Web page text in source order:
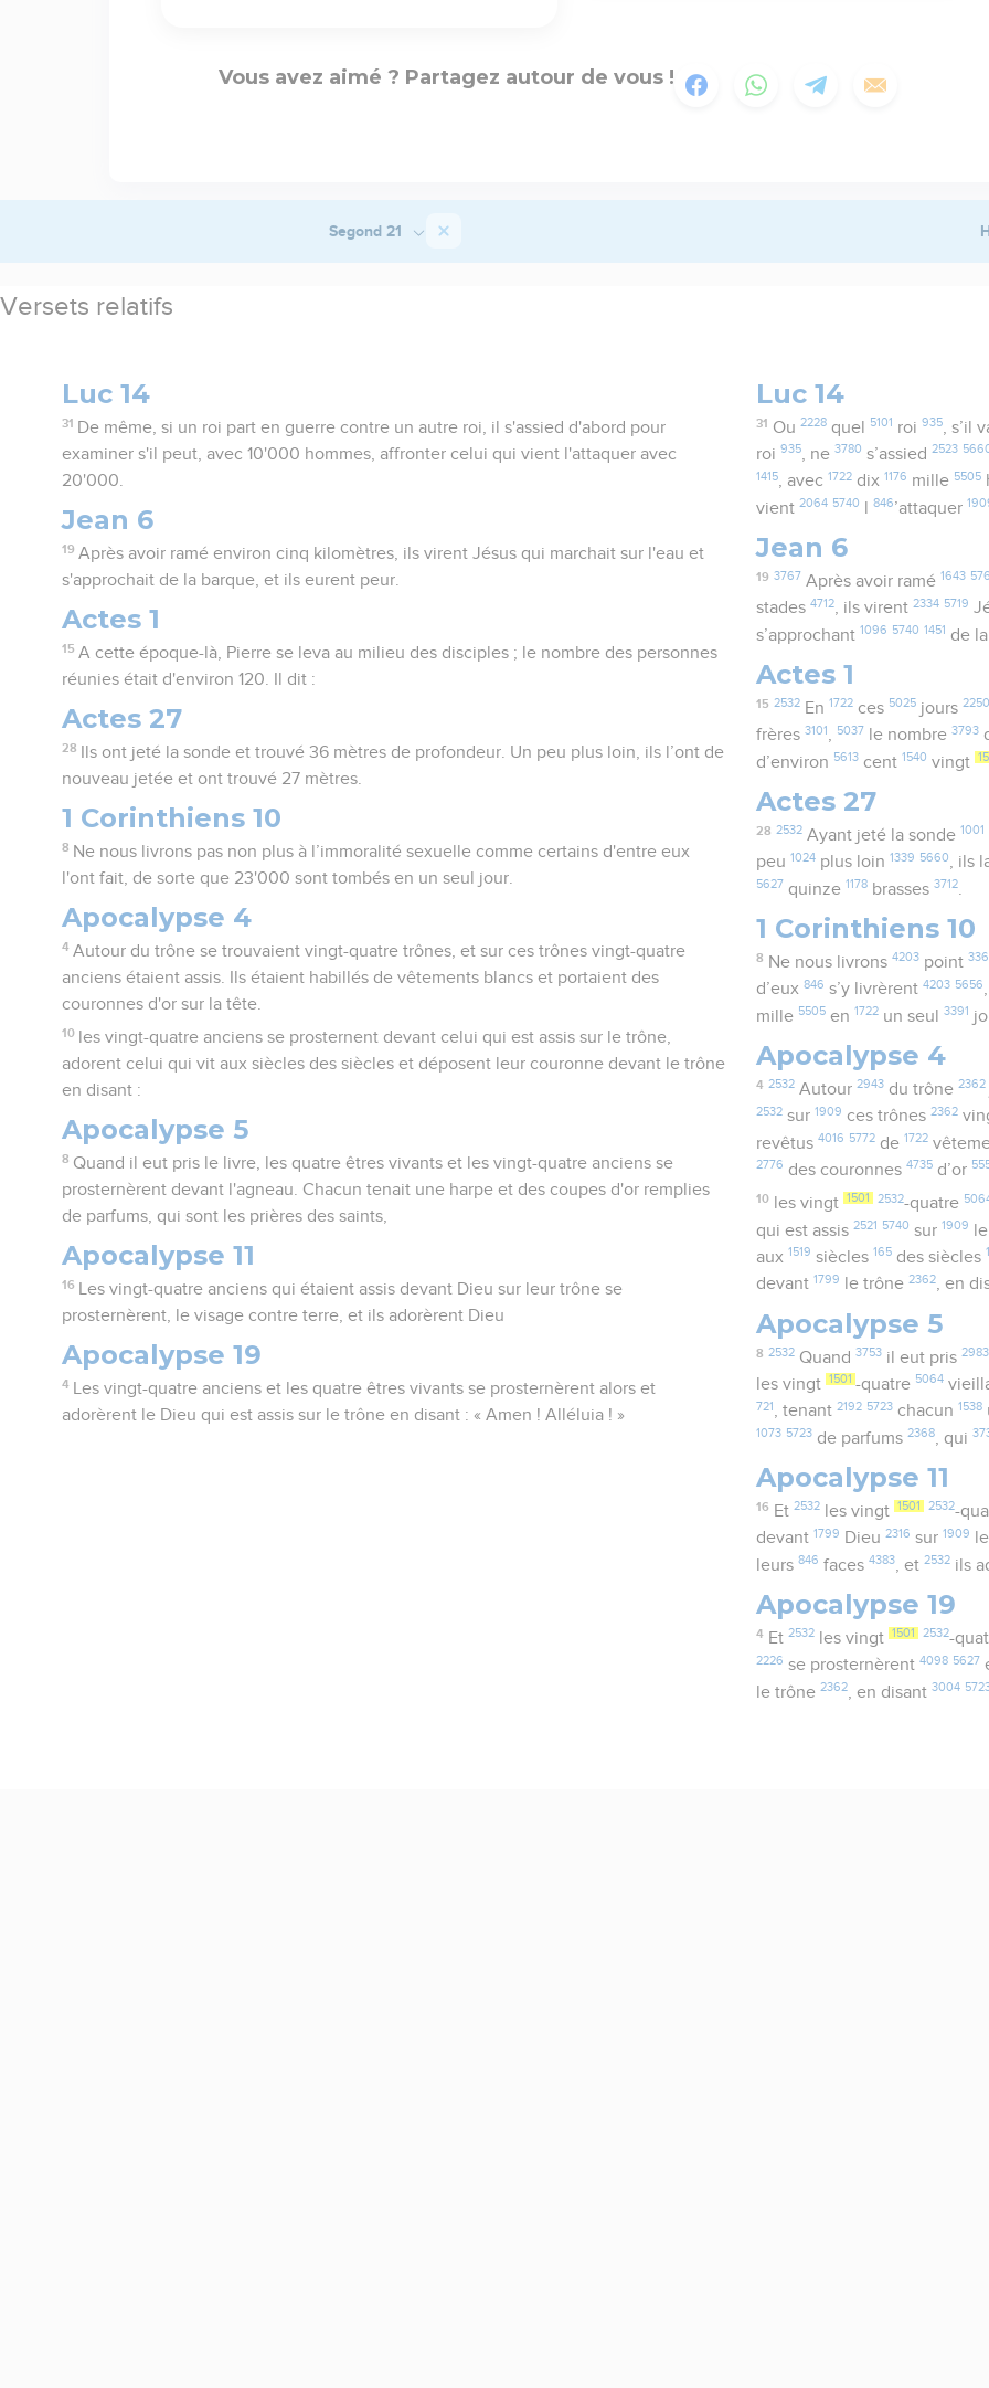
Vous avez aimé ? Partagez autour de vous !
Segond 21
Versets relatifs
Luc 14
31 De même, si un roi part en guerre contre un autre roi, il s'assied d'abord pour
examiner s'il peut, avec 10'000 hommes, affronter celui qui vient l'attaquer avec
20'000.
Jean 6
19 Après avoir ramé environ cinq kilomètres, ils virent Jésus qui marchait sur l'eau et
s'approchait de la barque, et ils eurent peur.
Actes 1
15 A cette époque-là, Pierre se leva au milieu des disciples ; le nombre des personnes
réunies était d'environ 120. Il dit :
Actes 27
28
Ils ont jeté la sonde et trouvé 36 mètres de profondeur. Un peu plus loin, ils l’ont de
nouveau jetée et ont trouvé 27 mètres.
1 Corinthiens 10
8 Ne nous livrons pas non plus à l’immoralité sexuelle comme certains d'entre eux
l'ont fait, de sorte que 23'000 sont tombés en un seul jour.
Apocalypse 4
4 Autour du trône se trouvaient vingt-quatre trônes, et sur ces trônes vingt-quatre
anciens étaient assis. Ils étaient habillés de vêtements blancs et portaient des
couronnes d'or sur la tête.
10 les vingt-quatre anciens se prosternent devant celui qui est assis sur le trône,
adorent celui qui vit aux siècles des siècles et déposent leur couronne devant le trône
en disant :
Apocalypse 5
8 Quand il eut pris le livre, les quatre êtres vivants et les vingt-quatre anciens se
prosternèrent devant l'agneau. Chacun tenait une harpe et des coupes d'or remplies
de parfums, qui sont les prières des saints,
Apocalypse 11
16
Les vingt-quatre anciens qui étaient assis devant Dieu sur leur trône se
prosternèrent, le visage contre terre, et ils adorèrent Dieu
Apocalypse 19
4
Les vingt-quatre anciens et les quatre êtres vivants se prosternèrent alors et
adorèrent le Dieu qui est assis sur le trône en disant : « Amen ! Alléluia ! »
Luc 14
31 Ou 2228quel 5101 roi 935, s’il
roi935, ne3780 s’assied2523
1415, avec 1722 dix 1176 mille 5505
vient2064 5740 l846’attaquer
Jean 6
19 3767 Après avoir ramé 1643
stades4712, ils virent2334 5719
s’approchant 1096 5740 1451 de
Actes 1
15 2532En 1722ces 5025jours 2250
frères3101, 5037 le nombre3793
d’environ 5613 cent 1540 vingt
Actes 27
28 2532Ayant jeté la sonde 1001
peu 1024 plus loin 1339 5660, ils
5627 quinze 1178 brasses3712
1 Corinthiens 10
8 Ne nous livrons 4203point
d’eux846 s’y livrèrent4203 5656
mille 5505 en 1722 un seul3391
Apocalypse 4
4 2532Autour 2943du trône 2362
2532 sur 1909 ces trônes2362
revêtus4016 5772 de 1722
2776 des couronnes4735 d’or
10 les vingt 1501 2532-quatre
qui est assis2521 5740 sur 1909
aux 1519 siècles 165 des siècles
devant1799 le trône2362, en
Apocalypse 5
8 2532Quand 3753il eut pris 2983
les vingt 1501 -quatre 5064
721, tenant2192 5723 chacun1538
1073 5723 de parfums2368 , qui
Apocalypse 11
16 Et 2532les vingt 1501 2532-
devant1799 Dieu2316 sur1909
leurs846 faces4383 , et2532 ils
Apocalypse 19
4 Et 2532les vingt 1501 2532-
2226 se prosternèrent4098 5627
le trône2362 , en disant3004